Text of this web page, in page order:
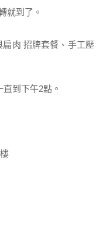
就到了。
到下午2點。